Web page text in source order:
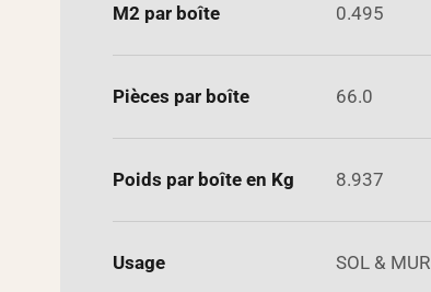
M2 par boîte 0.495
Pièces par boîte 66.0
Poids par boîte en Kg 8.937
Usage SOL & MUR